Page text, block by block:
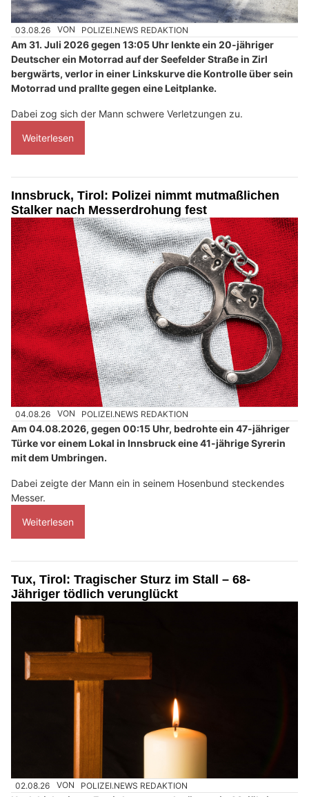
03.08.26 VON POLIZEI.NEWS REDAKTION
Am 31. Juli 2026 gegen 13:05 Uhr lenkte ein 20-jähriger
Deutscher ein Motorrad auf der Seefelder Straße in Zirl
bergwärts, verlor in einer Linkskurve die Kontrolle über sein
Motorrad und prallte gegen eine Leitplanke.
Dabei zog sich der Mann schwere Verletzungen zu.
Weiterlesen
Innsbruck, Tirol: Polizei nimmt mutmaßlichen
Stalker nach Messerdrohung fest
04.08.26 VON POLIZEI.NEWS REDAKTION
Am 04.08.2026, gegen 00:15 Uhr, bedrohte ein 47-jähriger
Türke vor einem Lokal in Innsbruck eine 41-jährige Syrerin
mit dem Umbringen.
Dabei zeigte der Mann ein in seinem Hosenbund steckendes
Messer.
Weiterlesen
Tux, Tirol: Tragischer Sturz im Stall – 68-
Jähriger tödlich verunglückt
02.08.26 VON POLIZEI.NEWS REDAKTION